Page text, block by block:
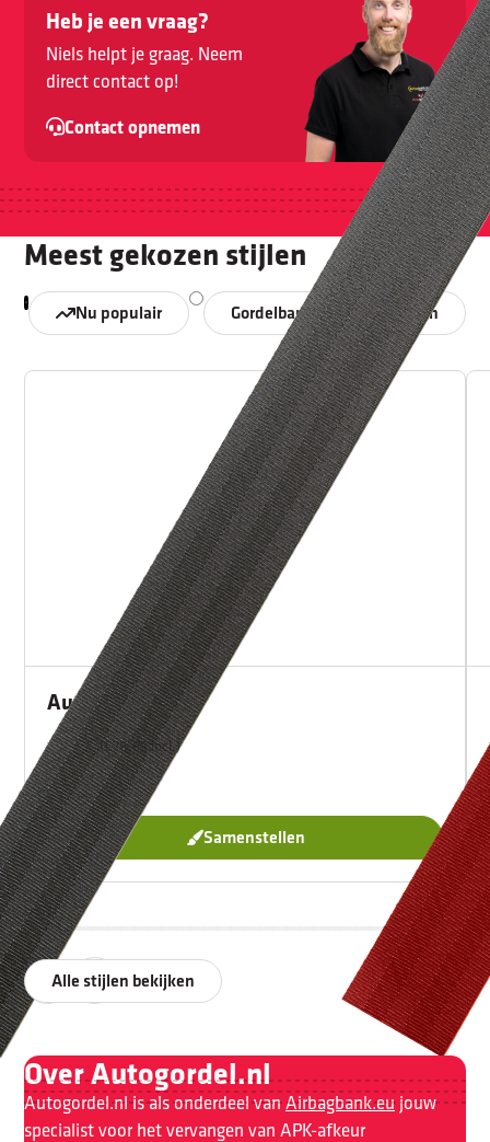
Heb je een vraag?
Niels helpt je graag. Neem
direct contact op!
Contact opnemen
Meest gekozen stijlen
Nu populair Gordelband Hoezen
Autogordel
€65,00(€78,65 incl.)
Samenstellen
Alle stijlen bekijken
Over Autogordel.nl
Autogordel.nl is als onderdeel vanAirbagbank.eujouw
specialist voor het vervangen van APK-afkeur